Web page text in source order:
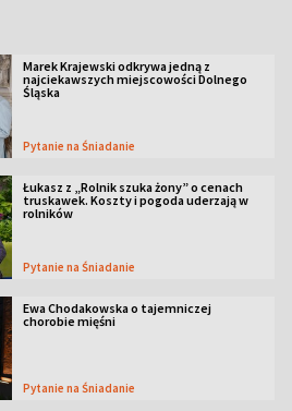
Marek Krajewski odkrywa jedną z
najciekawszych miejscowości Dolnego
Śląska
Pytanie na Śniadanie
Łukasz z „Rolnik szuka żony” o cenach
truskawek. Koszty i pogoda uderzają w
rolników
Pytanie na Śniadanie
Ewa Chodakowska o tajemniczej
chorobie mięśni
Pytanie na Śniadanie